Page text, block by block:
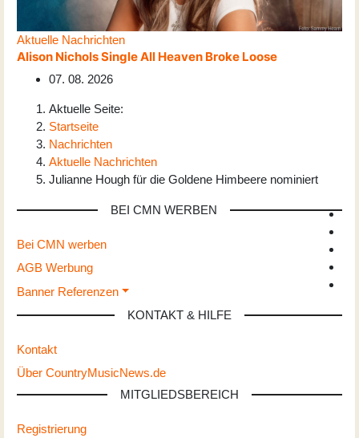
Aktuelle Nachrichten
Alison Nichols Single All Heaven Broke Loose
07. 08. 2026
Aktuelle Seite:
Startseite
Nachrichten
Aktuelle Nachrichten
Julianne Hough für die Goldene Himbeere nominiert
BEI CMN WERBEN
Bei CMN werben
AGB Werbung
Banner Referenzen
KONTAKT & HILFE
Kontakt
Über CountryMusicNews.de
MITGLIEDSBEREICH
Registrierung